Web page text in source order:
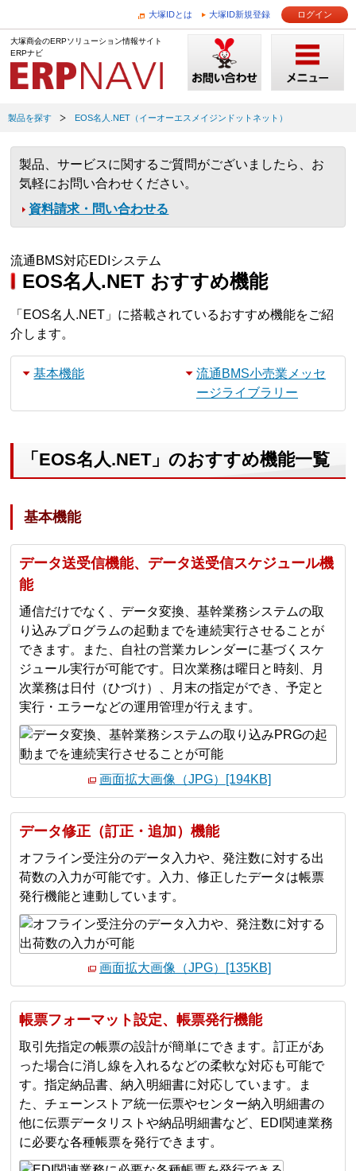
大塚IDとは 大塚ID新規登録 ログイン
大塚商会のERPソリューション情報サイト
ERPナビ
製品を探す EOS名人.NET（イーオーエスメイジンドットネット）
製品、サービスに関するご質問がございましたら、お
気軽にお問い合わせください。
資料請求・問い合わせる
流通BMS対応EDIシステム
EOS名人.NET おすすめ機能
「EOS名人.NET」に搭載されているおすすめ機能をご紹
介します。
基本機能
流通BMS小売業メッセ
ージライブラリー
「EOS名人.NET」のおすすめ機能一覧
基本機能
データ送受信機能、データ送受信スケジュール機
能
通信だけでなく、データ変換、基幹業務システムの取
り込みプログラムの起動までを連続実行させることが
できます。また、自社の営業カレンダーに基づくスケ
ジュール実行が可能です。日次業務は曜日と時刻、月
次業務は日付（ひづけ）、月末の指定ができ、予定と
実行・エラーなどの運用管理が行えます。
画面拡大画像（JPG）[194KB]
データ修正（訂正・追加）機能
オフライン受注分のデータ入力や、発注数に対する出
荷数の入力が可能です。入力、修正したデータは帳票
発行機能と連動しています。
画面拡大画像（JPG）[135KB]
帳票フォーマット設定、帳票発行機能
取引先指定の帳票の設計が簡単にできます。訂正があ
った場合に消し線を入れるなどの柔軟な対応も可能で
す。指定納品書、納入明細書に対応しています。ま
た、チェーンストア統一伝票やセンター納入明細書の
他に伝票データリストや納品明細書など、EDI関連業務
に必要な各種帳票を発行できます。